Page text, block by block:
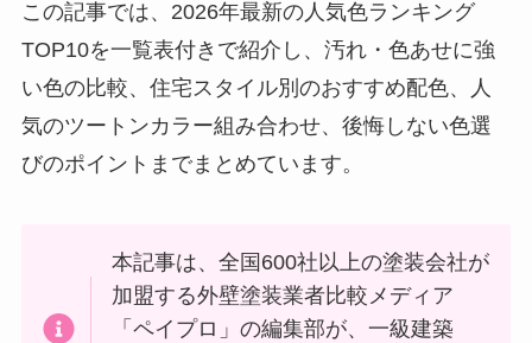
この記事では、2026年最新の人気色ランキング
TOP10を一覧表付きで紹介し、汚れ・色あせに強
い色の比較、住宅スタイル別のおすすめ配色、人
気のツートンカラー組み合わせ、後悔しない色選
びのポイントまでまとめています。
本記事は、全国600社以上の塗装会社が
加盟する外壁塗装業者比較メディア
「ペイプロ」の編集部が、一級建築